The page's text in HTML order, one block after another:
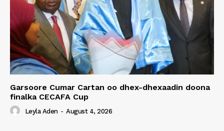
Garsoore Cumar Cartan oo dhex-dhexaadin doona
finalka CECAFA Cup
Leyla Aden - August 4, 2026